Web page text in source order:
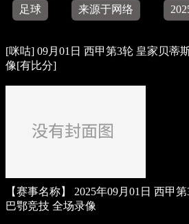
足球 来源于网络
[咪咕] 09月01日 西甲第3轮 皇家贝蒂
像[有比分]
【赛事名称】
2025年09月01日 西甲
巴鄂竞技 全场录像